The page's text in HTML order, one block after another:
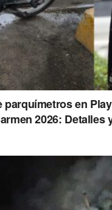
en
2026: Detalles